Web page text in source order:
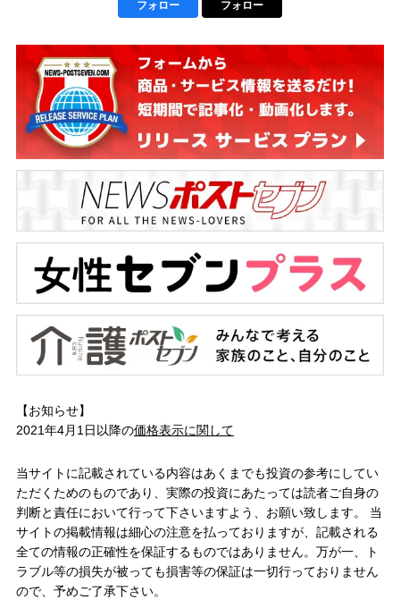
フォロー フォロー
【お知らせ】
2021年4月1日以降の価格表示に関して
当サイトに記載されている内容はあくまでも投資の参考にしてい
ただくためのものであり、実際の投資にあたっては読者ご自身の
判断と責任において行って下さいますよう、お願い致します。 当
サイトの掲載情報は細心の注意を払っておりますが、記載される
全ての情報の正確性を保証するものではありません。万が一、ト
ラブル等の損失が被っても損害等の保証は一切行っておりません
ので、予めご了承下さい。